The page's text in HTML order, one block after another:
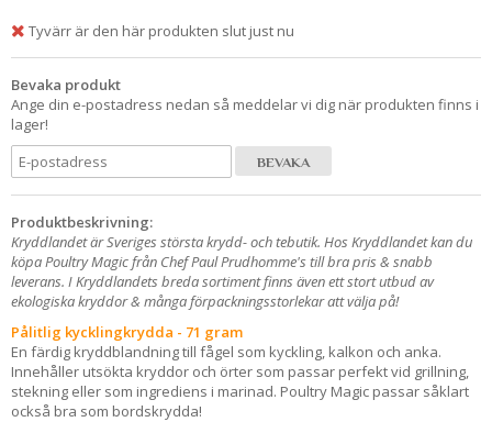
Tyvärr är den här produkten slut just nu
Bevaka produkt
Ange din e-postadress nedan så meddelar vi dig när produkten finns i
lager!
BEVAKA
Produktbeskrivning:
Kryddlandet är Sveriges största krydd- och tebutik. Hos Kryddlandet kan du
köpa Poultry Magic från Chef Paul Prudhomme's till bra pris & snabb
leverans. I Kryddlandets breda sortiment finns även ett stort utbud av
ekologiska kryddor & många förpackningsstorlekar att välja på!
Pålitlig kycklingkrydda - 71 gram
En färdig kryddblandning till fågel som kyckling, kalkon och anka.
Innehåller utsökta kryddor och örter som passar perfekt vid grillning,
stekning eller som ingrediens i marinad. Poultry Magic passar såklart
också bra som bordskrydda!